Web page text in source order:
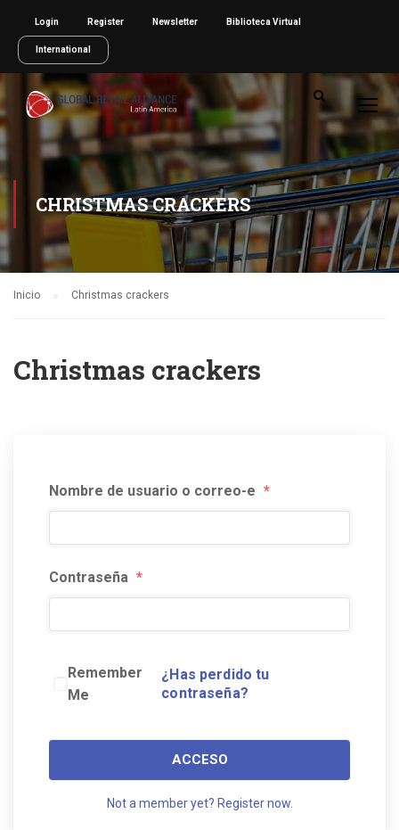
Login Register Newsletter Biblioteca Virtual
International
CHRISTMAS CRACKERS
Inicio Christmas crackers
Christmas crackers
Nombre de usuario o correo-e *
Contraseña *
Remember
Me
¿Has perdido tu
contraseña?
ACCESO
Not a member yet? Register now.